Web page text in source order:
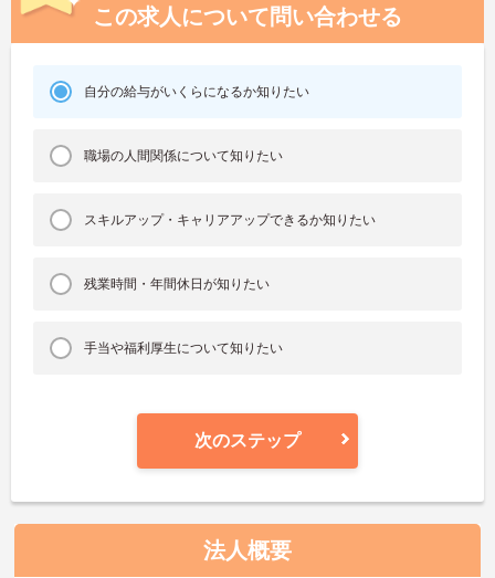
この求人について問い合わせる
自分の給与がいくらになるか知りたい
職場の人間関係について知りたい
スキルアップ・キャリアアップできるか知りたい
残業時間・年間休日が知りたい
手当や福利厚生について知りたい
次のステップ
法人概要